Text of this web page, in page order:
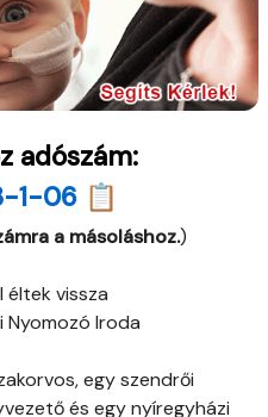
adószám:
1-06 📋
a másoláshoz.)
éltek vissza
Nyomozó Iroda
egy szendrői
és egy nyíregyházi